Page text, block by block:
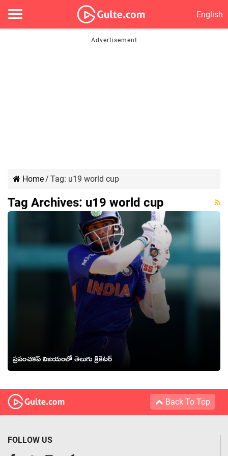
English
Home/ Tag: u19 world cup
Tag Archives: u19 world cup
ప్రపంచకప్ విజయంలో తెలుగు క్రికెటర్
Back To Top
FOLLOW US